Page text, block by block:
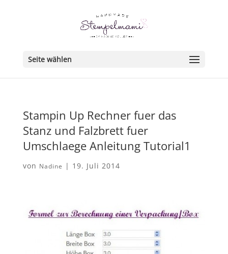
Seite wählen
Stampin Up Rechner fuer das
Stanz und Falzbrett fuer
Umschlaege Anleitung Tutorial1
von Nadine | 19. Juli 2014